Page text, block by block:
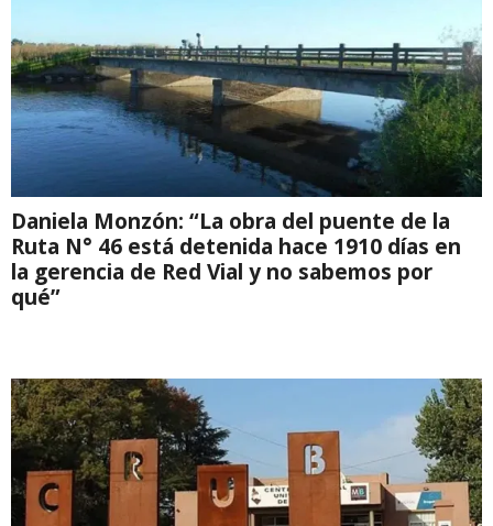
Daniela Monzón: “La obra del puente de la
Ruta N° 46 está detenida hace 1910 días en
la gerencia de Red Vial y no sabemos por
qué”